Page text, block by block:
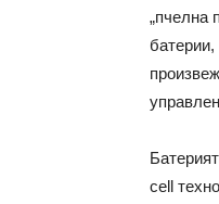
„пчелна
cell